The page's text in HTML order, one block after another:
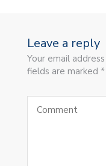
Leave a reply
Your email
fields are marked *